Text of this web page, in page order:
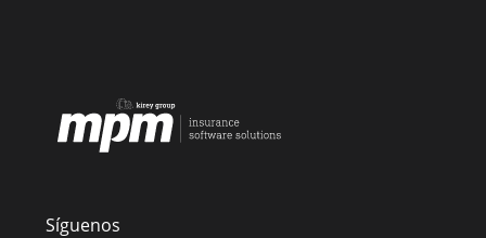
Síguenos